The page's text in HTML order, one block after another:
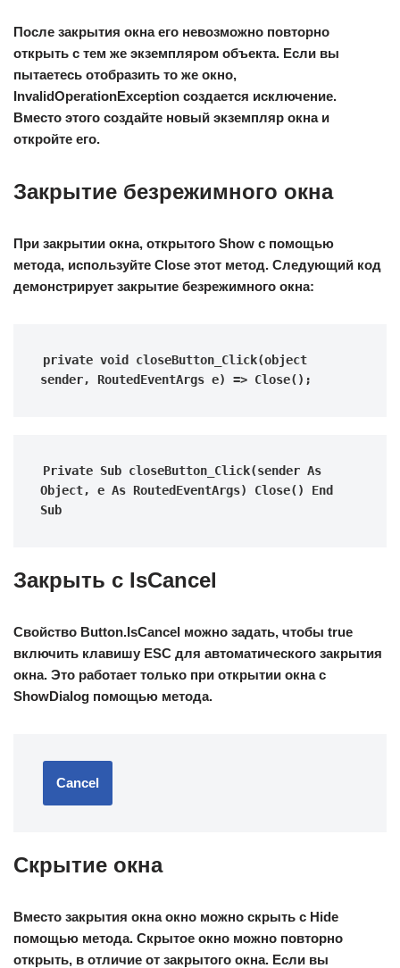
После закрытия окна его невозможно повторно
открыть с тем же экземпляром объекта. Если вы
пытаетесь отобразить то же окно,
InvalidOperationException создается исключение.
Вместо этого создайте новый экземпляр окна и
откройте его.
Закрытие безрежимного окна
При закрытии окна, открытого Show с помощью
метода, используйте Close этот метод. Следующий код
демонстрирует закрытие безрежимного окна:
private void closeButton_Click(object
sender, RoutedEventArgs e) => Close();
Private Sub closeButton_Click(sender As
Object, e As RoutedEventArgs) Close() End
Sub
Закрыть с IsCancel
Свойство Button.IsCancel можно задать, чтобы true
включить клавишу ESC для автоматического закрытия
окна. Это работает только при открытии окна с
ShowDialog помощью метода.
Cancel
Скрытие окна
Вместо закрытия окна окно можно скрыть с Hide
помощью метода. Скрытое окно можно повторно
открыть, в отличие от закрытого окна. Если вы